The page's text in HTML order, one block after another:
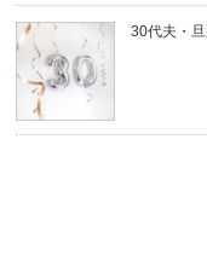
30代夫・